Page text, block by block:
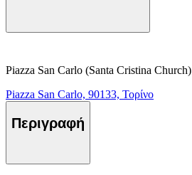
Piazza San Carlo (Santa Cristina Church)
Piazza San Carlo, 90133, Τορίνο
Περιγραφή